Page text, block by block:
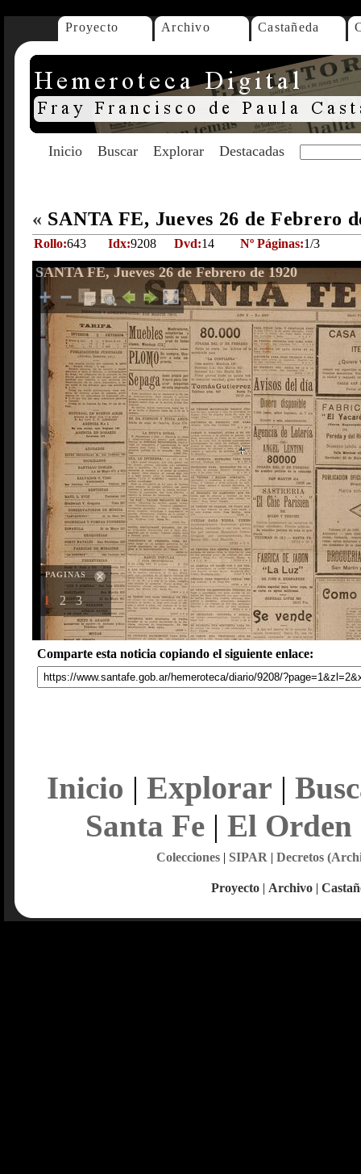
Proyecto Archivo Castañeda
Inicio Buscar Explorar Destacadas
« SANTA FE, Jueves 26 de Febrero
Rollo:643 Idx:9208 Dvd:14 Nº Páginas:1/3
SANTA FE, Jueves 26 de Febrero de 1920
PAGINAS
1 2 3
Comparte esta noticia copiando el siguiente enlace:
Inicio | Explorar |
Santa Fe| El Orden
Colecciones| SIPAR | Decretos
Proyecto | Archivo |